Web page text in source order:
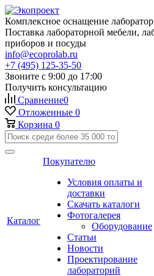
Комплексное оснащение
Поставка лабораторной мебели,
приборов и посуды
info@ecoprolab.ru
+7 (495) 125-35-50
Звоните с 9:00 до 17:00
Получить консультацию
Сравнение0
Отложенные 0
Корзина 0
Каталог
Покупателю
Условия оплаты и
доставки
Скачать каталоги
Фотогалерея
Оборудование
Статьи
Новости
Проектирование
лабораторий